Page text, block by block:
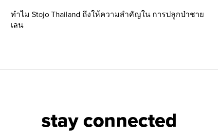
ทำไม Stojo Thailand ถึงให้ความสำคัญใน การปลูกป่าชาย
เลน
stay connected